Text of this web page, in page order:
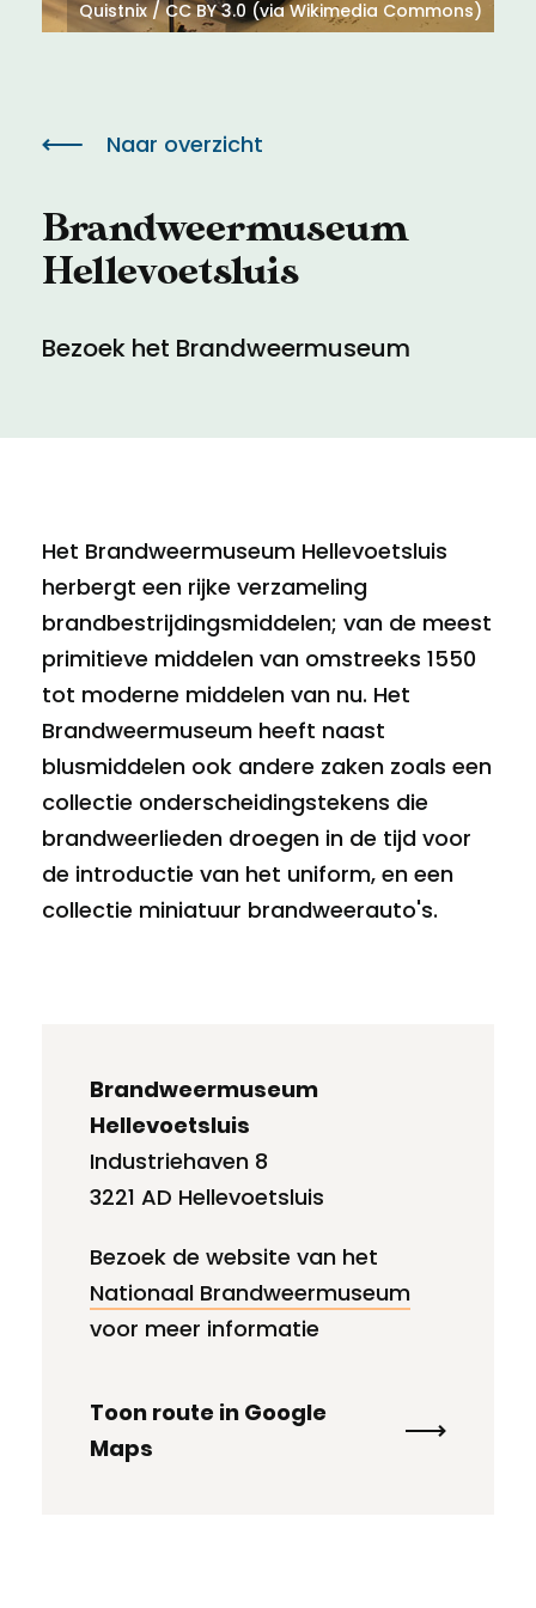
Brandweermuseum
Hellevoetsluis
Bezoek het Brandweermuseum
Naar overzicht
Quistnix / CC BY 3.0 (via Wikimedia Commons)
Het Brandweermuseum Hellevoetsluis
herbergt een rijke verzameling
brandbestrijdingsmiddelen; van de meest
primitieve middelen van omstreeks 1550
tot moderne middelen van nu. Het
Brandweermuseum heeft naast
blusmiddelen ook andere zaken zoals een
collectie onderscheidingstekens die
brandweerlieden droegen in de tijd voor
de introductie van het uniform, en een
collectie miniatuur brandweerauto's.
Brandweermuseum
Hellevoetsluis
Industriehaven 8
3221 AD Hellevoetsluis
Bezoek de website van het
Nationaal Brandweermuseum
voor meer informatie
Toon route in Google
Maps